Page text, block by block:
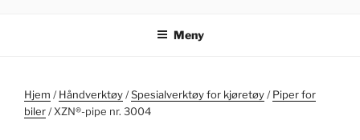
Meny
Hjem /Håndverktøy/Spesialverktøy for kjøretøy/Piper for
biler/ XZN®-pipe nr. 3004